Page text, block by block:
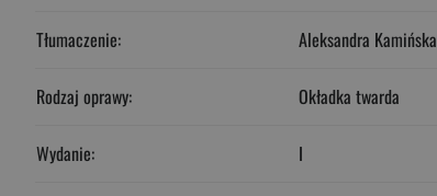
Tłumaczenie: Aleksandra Kamińska
Rodzaj oprawy: Okładka twarda
Wydanie: I